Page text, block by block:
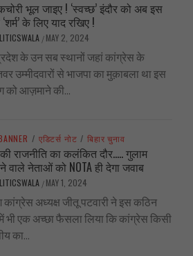
भूल जाइए ! ‘स्वच्छ’ इंदौर को अब इस
के लिए याद रखिए !
/ MAY 2, 2024
के उन सब स्थानों जहां कांग्रेस के
उम्मीदवारों से भाजपा का मुक़ाबला था इस
को आज़माने की...
/ एडिटर्स नोट / बिहार चुनाव
राजनीति का कलंकित दौर….. गुलाम
वाले नेताओं को NOTA ही देगा जवाब
/ MAY 1, 2024
कांग्रेस अध्यक्ष जीतू पटवारी ने इस कठिन
भी एक अच्छा फैसला लिया कि कांग्रेस किसी
का...